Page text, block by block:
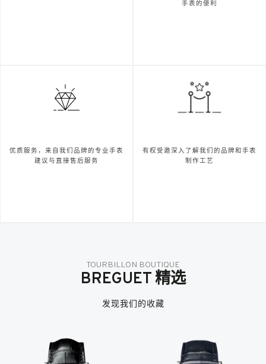
手表的便利
优质服务，来自我们品牌的专业手表
建议与直接售后服务
有权受邀深入了解我们的品牌和手表
制作工艺
TOURBILLON BOUTIQUE
BREGUET 精选
发现我们的收藏